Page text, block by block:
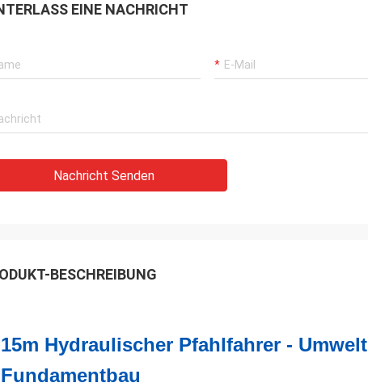
EINE NACHRICHT
Nachricht Senden
BESCHREIBUNG
15m Hydraulischer Pfahlfahrer -
Fundamentbau